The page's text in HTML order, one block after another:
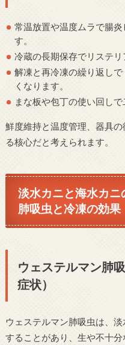
常温放置や温度ムラで腸
す。
冷蔵の長期保存でリステリ
解凍と再冷凍の繰り返し
くなります。
まな板や包丁の使い回し
鮮度維持と温度管理、器具
る核心だと考えられます。
淡水カニと海水カ
肺吸虫と冷凍の効果
ウェステルマン肺
症状）
ウェステルマン肺吸虫は、
することがあり、生や不十